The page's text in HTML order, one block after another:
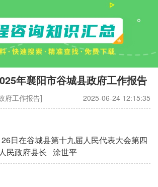
年襄阳市谷城县政府工作报告
府工作报告] 2025-06-24 12:15:35
日在谷城县第十九届人民代表大会第四
民政府县长 涂世平